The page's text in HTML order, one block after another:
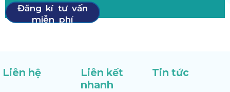
Đăng kí tư vấn
miễn phí
Liên hệ
Liên kết
nhanh
Tin tức